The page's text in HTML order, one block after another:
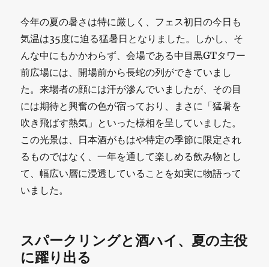
今年の夏の暑さは特に厳しく、フェス初日の今日も
気温は35度に迫る猛暑日となりました。しかし、そ
んな中にもかかわらず、会場である中目黒GTタワー
前広場には、開場前から長蛇の列ができていまし
た。来場者の顔には汗が滲んでいましたが、その目
には期待と興奮の色が宿っており、まさに「猛暑を
吹き飛ばす熱気」といった様相を呈していました。
この光景は、日本酒がもはや特定の季節に限定され
るものではなく、一年を通して楽しめる飲み物とし
て、幅広い層に浸透していることを如実に物語って
いました。
スパークリングと酒ハイ、夏の主役
に躍り出る